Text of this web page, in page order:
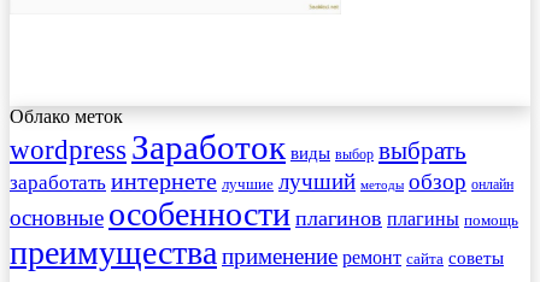
Облако меток
wordpress Заработок виды выбор выбрать
заработать интернете лучшие лучший методы обзор онлайн
основные особенности плагинов плагины помощь
преимущества применение ремонт сайта советы